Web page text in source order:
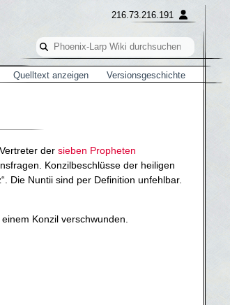
216.73.216.191
Quelltext anzeigen Versionsgeschichte
der sieben Propheten
Konzilbeschlüsse der heiligen
Die Nuntii sind per Definition unfehlbar.
Konzil verschwunden.